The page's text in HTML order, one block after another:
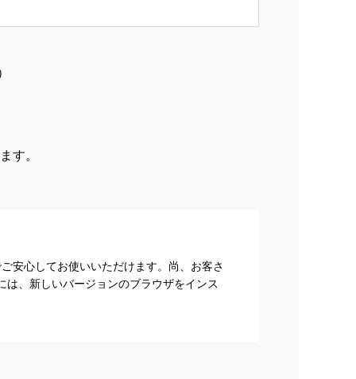
す。
安心してお使いいただけます。尚、お客さ
、新しいバージョンのブラウザをインス